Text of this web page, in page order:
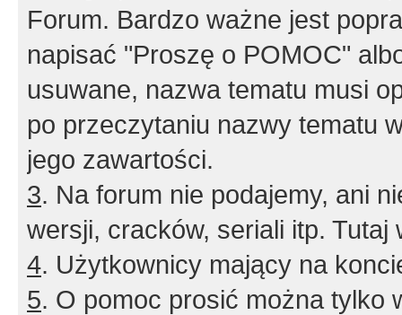
Forum. Bardzo ważne jest
napisać "Proszę o POMOC"
usuwane, nazwa tematu musi
po przeczytaniu nazwy tematu
jego zawartości.
3. Na forum nie podajemy, ani
wersji, cracków, seriali itp. Tutaj
4. Użytkownicy mający na
5. O pomoc prosić można tylko